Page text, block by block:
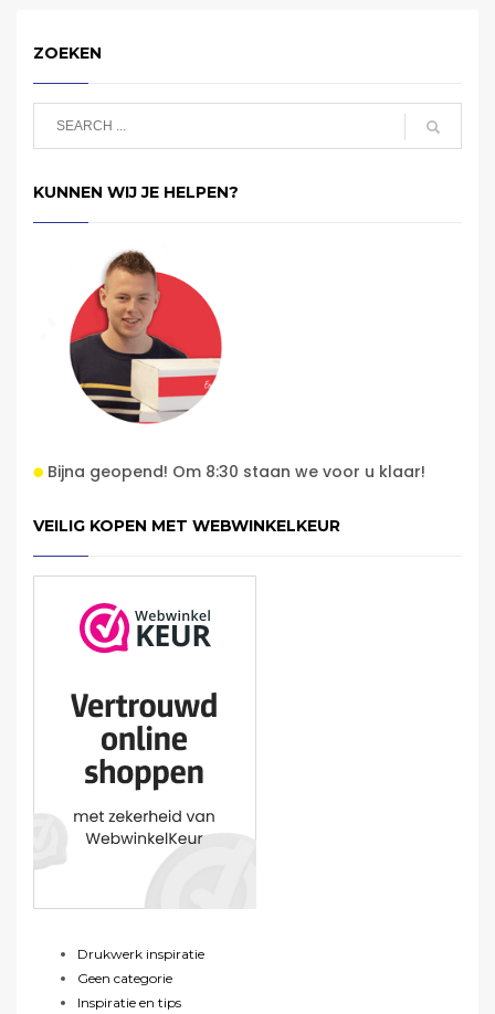
ZOEKEN
KUNNEN WIJ JE HELPEN?
Bijna geopend! Om 8:30 staan we voor u klaar!
VEILIG KOPEN MET WEBWINKELKEUR
Drukwerk inspiratie
Geen categorie
Inspiratie en tips